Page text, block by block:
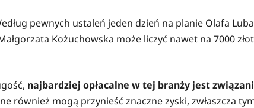
pewnych ustaleń jeden dzień na planie Olafa
Kożuchowska może liczyć nawet na 7000
najbardziej opłacalne w tej branży jest
również mogą przynieść znaczne zyski, zwłaszcza